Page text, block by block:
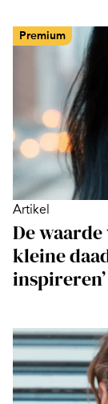
Premium
Artikel
De waarde
kleine
inspireren’